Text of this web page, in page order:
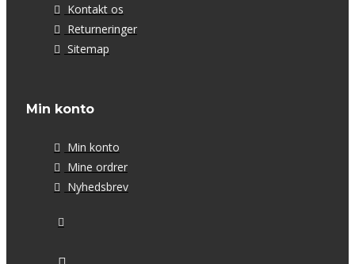
Kontakt os
Returneringer
Sitemap
Min konto
Min konto
Mine ordrer
Nyhedsbrev